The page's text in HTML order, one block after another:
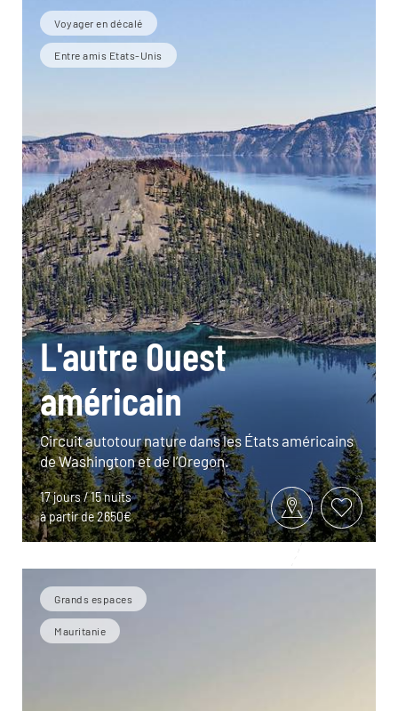
Voyager en décalé
Entre amis Etats-Unis
L'autre Ouest
américain
Circuit autotour nature dans les États américains
de Washington et de l’Oregon.
17 jours / 15 nuits
à partir de 2650€
Grands espaces
Mauritanie